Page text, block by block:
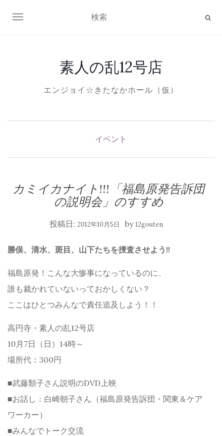
ナビゲーション切り替え
素人の乱12号店
エンジョイ☆きたなかホール（仮）
イベント
カミイカナイト!!!「福島原発告訴団
の説明会」のすすめ
投稿日: 2012年10月5日 by12gouten
勝俣、清水、斑目、山下たちを捜査させよう!!
福島原発！こんな大惨事になっているのに、
誰も裁かれていないっておかしくない？
ここはひとつみんなで責任追及しよう！！
高円寺・素人の乱12号店
10月7日（日）14時～
場所代：300円
■武藤類子さん説明のDVD上映
■お話し：白崎朝子さん（福島原発告訴団・関東＆ケア
ワーカー）
■みんなでトーク交流